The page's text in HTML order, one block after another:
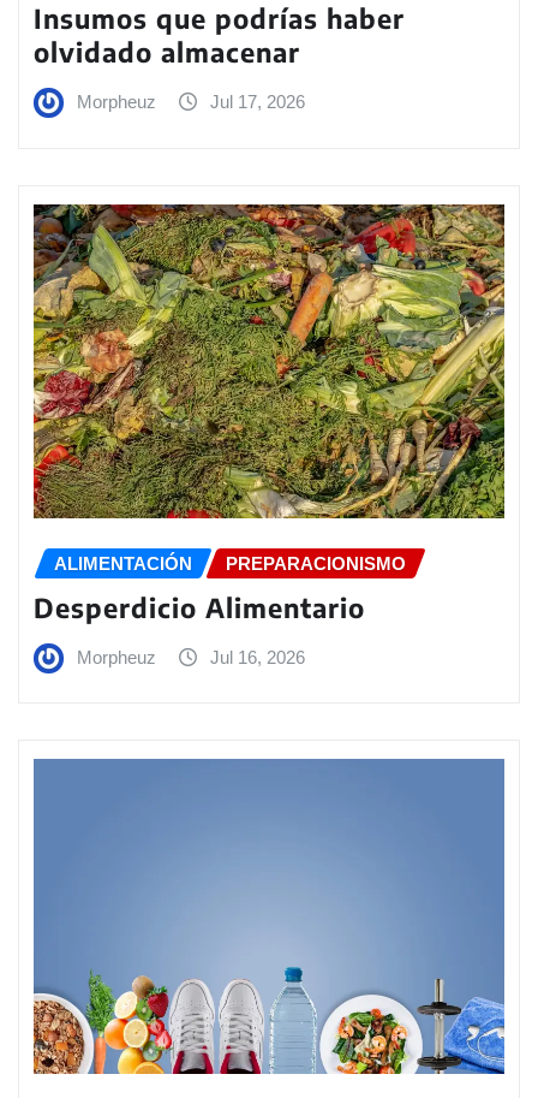
Insumos que podrías haber
olvidado almacenar
Morpheuz Jul 17, 2026
ALIMENTACIÓN PREPARACIONISMO
Desperdicio Alimentario
Morpheuz Jul 16, 2026